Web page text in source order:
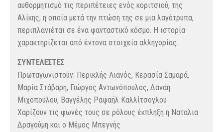
αυθορμητισμό τις περιπέτειες ενός κοριτσιού, της
Αλίκης, η οποία μετά την πτώση της σε μια λαγότρυπα,
περιπλανιέται σε ένα φανταστικό κόσμο. Η ιστορία
χαρακτηρίζεται από έντονα στοιχεία αλληγορίας.
ΣΥΝΤΕΛΕΣΤΕΣ
Πρωταγωνιστούν: Περικλής Λιανός, Κερασία Σαμαρά,
Μαρία Στάβαρη, Γιώργος Αντωνόπουλος, Δανάη
Μιχοπούλου, Βαγγέλης Ραφαήλ Καλλίτσογλου
Χαρίζουν τις φωνές τους σε ρόλους έκπληξη η Ναταλια
Δραγούμη και ο Μέμος Μπεγνής